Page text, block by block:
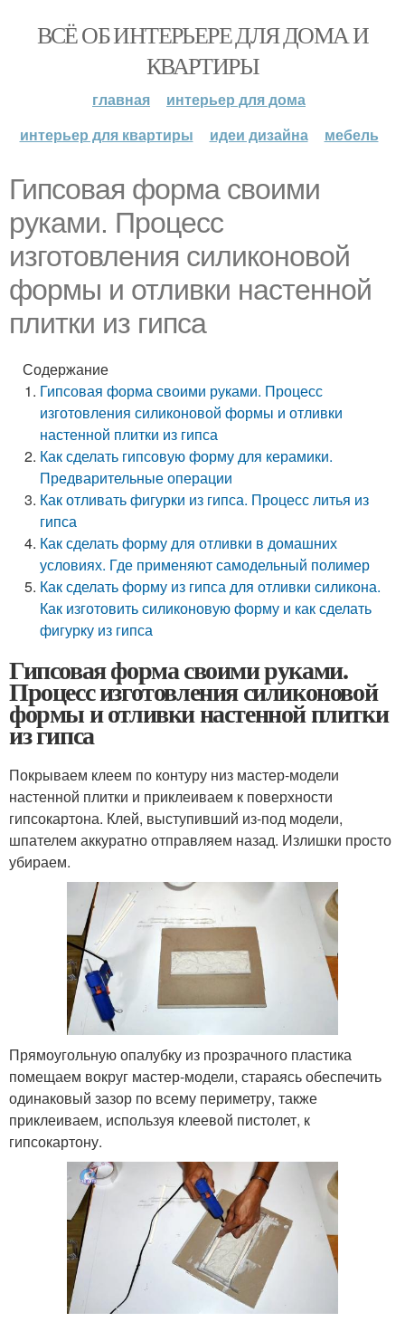
ВСЁ ОБ ИНТЕРЬЕРЕ ДЛЯ ДОМА И
КВАРТИРЫ
главная
интерьер для дома
интерьер для квартиры
идеи дизайна мебель
Гипсовая форма своими
руками. Процесс
изготовления силиконовой
формы и отливки настенной
плитки из гипса
Содержание
Гипсовая форма своими руками. Процесс
изготовления силиконовой формы и отливки
настенной плитки из гипса
Как сделать гипсовую форму для керамики.
Предварительные операции
Как отливать фигурки из гипса. Процесс литья из
гипса
Как сделать форму для отливки в домашних
условиях. Где применяют самодельный полимер
Как сделать форму из гипса для отливки силикона.
Как изготовить силиконовую форму и как сделать
фигурку из гипса
Гипсовая форма своими руками.
Процесс изготовления силиконовой
формы и отливки настенной плитки
из гипса
Покрываем клеем по контуру низ мастер-модели
настенной плитки и приклеиваем к поверхности
гипсокартона. Клей, выступивший из-под модели,
шпателем аккуратно отправляем назад. Излишки просто
убираем.
Прямоугольную опалубку из прозрачного пластика
помещаем вокруг мастер-модели, стараясь обеспечить
одинаковый зазор по всему периметру, также
приклеиваем, используя клеевой пистолет, к
гипсокартону.